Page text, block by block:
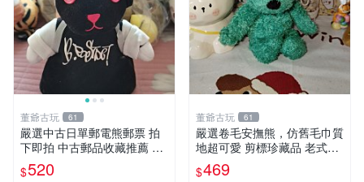
董爺古玩 61
嚴選中古日單郵電熊郵票 拍
下即拍 中古郵品收藏推薦 郵
票 郵電熊 日本
$520
董爺古玩 61
嚴選卷毛安撫熊，仿舊毛巾質
地超可愛 剪標珍藏品 老式毛
巾質地 安撫熊 款式
$469